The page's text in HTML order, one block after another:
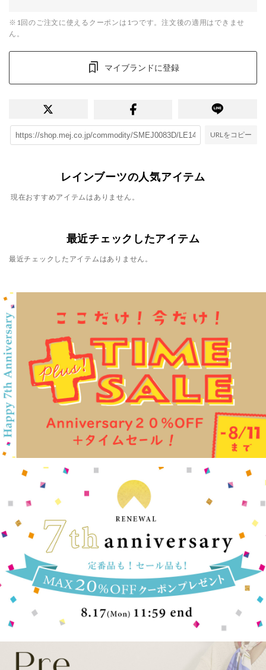
※1回のご注文に使えるクーポンは1つです。注文後の適用はできませ
ん。
マイブランドに登録
URLをコピー
レインブーツの人気アイテム
現在おすすめアイテムはありません。
最近チェックしたアイテム
最近チェックしたアイテムはありません。